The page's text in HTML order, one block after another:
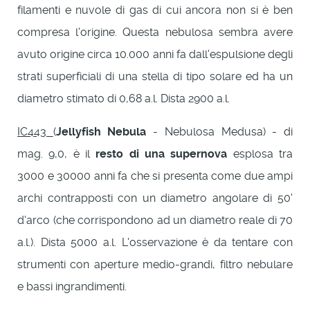
filamenti e nuvole di gas di cui ancora non si è ben
compresa l'origine. Questa nebulosa sembra avere
avuto origine circa 10.000 anni fa dall'espulsione degli
strati superficiali di una stella di tipo solare ed ha un
diametro stimato di 0,68 a.l. Dista 2900 a.l.
IC443 (Jellyfish Nebula - Nebulosa Medusa) - di
mag. 9,0, è il resto di una supernova esplosa tra
3000 e 30000 anni fa che si presenta come due ampi
archi contrapposti con un diametro angolare di 50'
d'arco (che corrispondono ad un diametro reale di 70
a.l.). Dista 5000 a.l. L'osservazione è da tentare con
strumenti con aperture medio-grandi, filtro nebulare
e bassi ingrandimenti.